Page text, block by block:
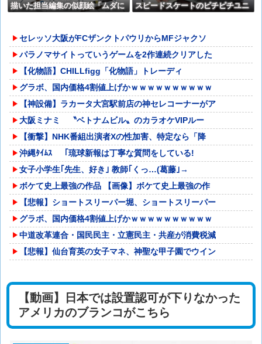
描いた担当編集の似顔絵「ムダに
スピードスケートのピチピチユニ
やろw w w w w w w w
セレッソ大阪がFCザンクトパウリからMFジャクソ
パラノマサイトっていうゲームを2作連続クリアした
【化物語】CHILLfigg「化物語」トレーディ
グラボ、国内価格4割値上げかｗｗｗｗｗｗｗｗｗｗ
【神設備】ラカータ大宮駅前店の神セレコーナーがア
大阪ミナミ 〝ベトナムビル〟のカラオケVIPルー
【衝撃】NHK番組出演者Xの性加害、特定なら「降
沖縄ﾀｲﾑｽ 「琉球新報は丁寧な質問をしている!
女子小学生｢先生、好き｣ 教師｢くっ…(葛藤｣→
ボケて史上最強の作品 【画像】ボケて史上最強の作
【悲報】ショートスリーパー堀、ショートスリーパー
グラボ、国内価格4割値上げかｗｗｗｗｗｗｗｗｗｗ
中道改革連合・国民民主・立憲民主・共産が消費税減
【悲報】仙台育英の女子マネ、神聖な甲子園でウイン
【動画】日本では設置認可が下りなかった
アメリカのブランコがこちら